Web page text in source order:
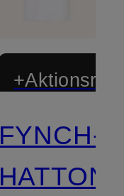
FYNCH-
HATTON